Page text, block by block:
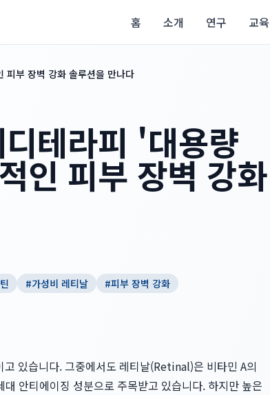
홈 소개 연구 교육
피부 장벽 강화 솔루션을 만나다
테라피 '대용량
인 피부 장벽 강화
#가성비 레티날 #피부 장벽 강화
있습니다. 그중에서도 레티날(Retinal)은 비타민 A의
안티에이징 성분으로 주목받고 있습니다. 하지만 높은